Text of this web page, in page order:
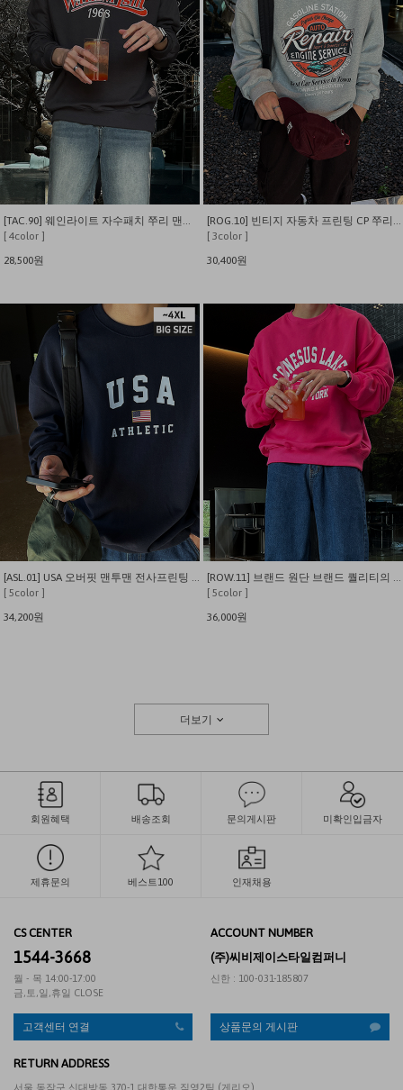
[TAC.90] 웨인라이트 자수패치 쭈리 맨투맨
[ 4color ]
28,500원
[ROG.10] 빈티지 자동차 프린팅 CP 쭈리 맨투맨
[ 3color ]
30,400원
[ASL.01] USA 오버핏 맨투맨 전사프린팅 티셔츠
[ 5color ]
34,200원
[ROW.11] 브랜드 원단 브랜드 퀄리티의 코네서스 오버 맨투맨
[ 5color ]
36,000원
더보기
회원혜택 배송조회 문의게시판 미확인입금자
제휴문의 베스트100 인재채용
CS CENTER
1544-3668
월 - 목 14:00-17:00
금,토,일,휴일 CLOSE
ACCOUNT NUMBER
(주)씨비제이스타일컴퍼니
신한 : 100-031-185807
고객센터 연결 상품문의 게시판
RETURN ADDRESS
서울 동작구 신대방동 370-1 대한통운 직영2팀 (게리오)